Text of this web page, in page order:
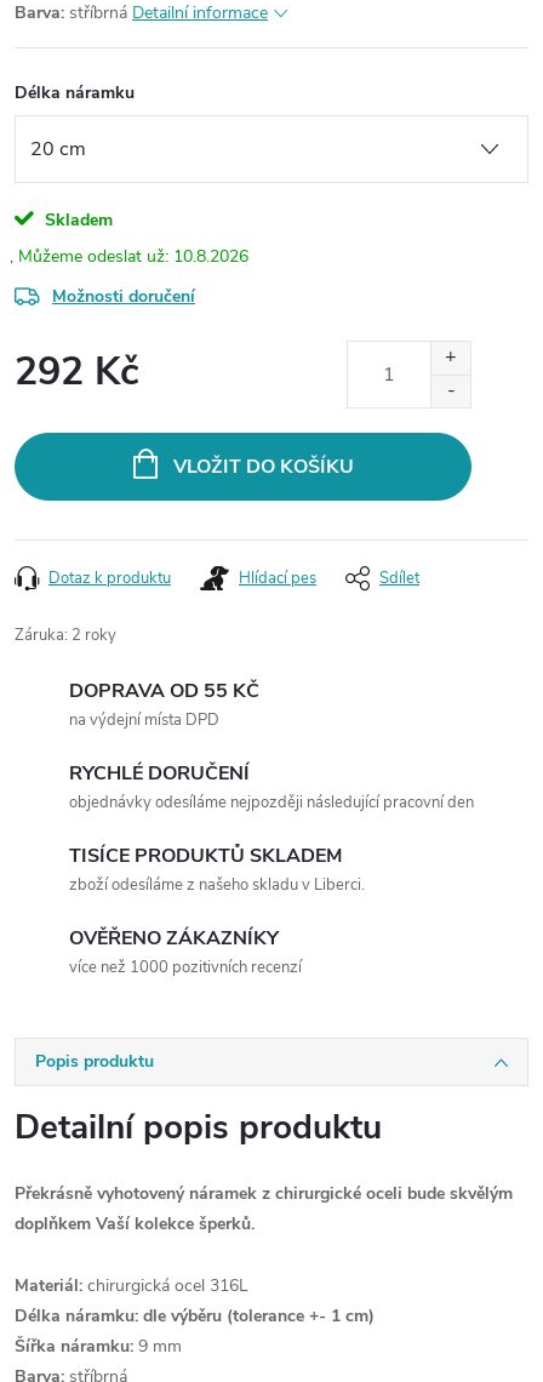
Barva: stříbrná Detailní informace
Délka náramku
Skladem
10.8.2026
Možnosti doručení
292 Kč
VLOŽIT DO KOŠÍKU
Dotaz k produktu Hlídací pes Sdílet
Záruka: 2 roky
DOPRAVA OD 55 KČ
na výdejní místa DPD
RYCHLÉ DORUČENÍ
objednávky odesíláme nejpozději následující pracovní den
TISÍCE PRODUKTŮ SKLADEM
zboží odesíláme z našeho skladu v Liberci.
OVĚŘENO ZÁKAZNÍKY
více než 1000 pozitivních recenzí
Popis produktu
Detailní popis produktu
Překrásně vyhotovený náramek z chirurgické oceli bude skvělým
doplňkem Vaší kolekce šperků.
Materiál: chirurgická ocel 316L
Délka náramku: dle výběru (tolerance +- 1 cm)
Šířka náramku: 9 mm
Barva: stříbrná